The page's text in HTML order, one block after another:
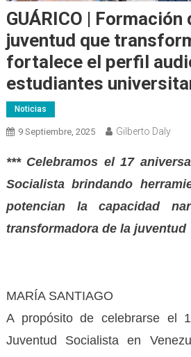
GUÁRICO |
juventud que
fortalece el perfil
estudiantes
Noticias
9 Septiembre, 2025 Gilberto Daly
*** Celebramos el 17
Socialista brindando
potencian la capacidad
transformadora de la juventud
MARÍA SANTIAGO
A propósito de celebrarse el
Juventud Socialista en